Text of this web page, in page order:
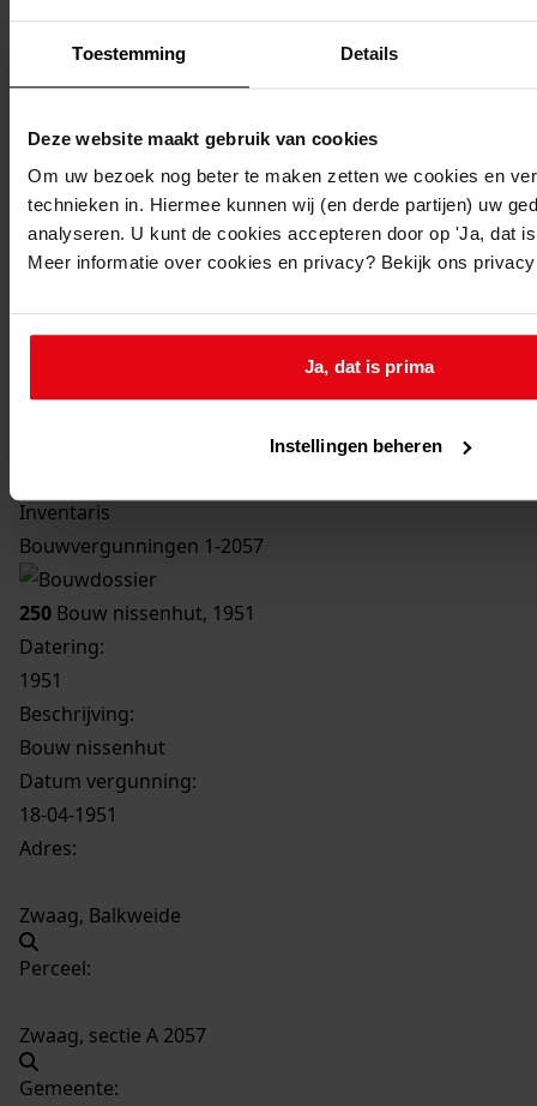
Toestemming Details
Deze website maakt gebruik van cookies
Om uw bezoek nog beter te maken zetten we cookies en
technieken in. Hiermee kunnen wij (en derde partijen) uw
analyseren. U kunt de cookies accepteren door op 'Ja, dat
Meer informatie over cookies en privacy? Bekijk ons
Ja, dat is prima
Instellingen beheren
Printen
Inventaris
Bouwvergunningen 1-2057
250 Bouw nissenhut, 1951
Datering:
1951
Beschrijving:
Bouw nissenhut
Datum vergunning:
18-04-1951
Adres:
Zwaag, Balkweide
Perceel:
Zwaag, sectie A 2057
Gemeente: